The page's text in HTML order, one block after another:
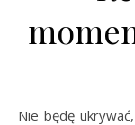
Nie będę